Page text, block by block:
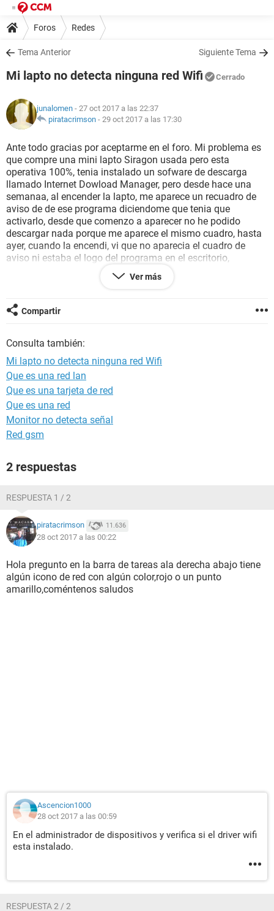
Foros Redes
Tema Anterior Siguiente Tema
Mi lapto no detecta ninguna red Wifi Cerrado
junalomen - 27 oct 2017 a las 22:37
piratacrimson - 29 oct 2017 a las 17:30
Ante todo gracias por aceptarme en el foro. Mi problema es
que compre una mini lapto Siragon usada pero esta
operativa 100%, tenia instalado un sofware de descarga
llamado Internet Dowload Manager, pero desde hace una
semanaa, al encender la lapto, me aparece un recuadro de
aviso de de ese programa diciendome que tenia que
activarlo, desde que comenzo a aparecer no he podido
descargar nada porque me aparece el mismo cuadro, hasta
ayer, cuando la encendi, vi que no aparecia el cuadro de
aviso ni estaba el logo del programa en el escritorio,
sorpresa para mi que cuando intento conectarme por WiFi
me dice que no hay redes disponibles, conecto el cable LAN
ninguna red si por la zona hay 3 0 4 redes disponibles?. Yo
averigue algo y pregunnte a un vecino que medio entiende
solucion o por lo menos me digan como resolverlo, gracias.
Ver más
Compartir
Consulta también:
Mi lapto no detecta ninguna red Wifi
Que es una red lan
Que es una tarjeta de red
Que es una red
Monitor no detecta señal
Red gsm
2 respuestas
RESPUESTA 1 / 2
piratacrimson 11.636
28 oct 2017 a las 00:22
Hola pregunto en la barra de tareas ala derecha abajo tiene
algún icono de red con algún color,rojo o un punto
amarillo,coméntenos saludos
Ascencion1000
28 oct 2017 a las 00:59
En el administrador de dispositivos y verifica si el driver wifi
esta instalado.
RESPUESTA 2 / 2